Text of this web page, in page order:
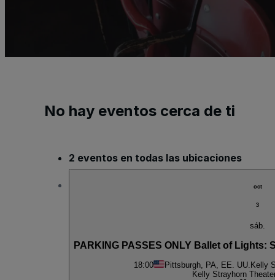
No hay eventos cerca de ti
2 eventos en todas las ubicaciones
oct
3
sáb.
PARKING PASSES ONLY Ballet of
18:00 Pittsburgh, PA, EE. UU. Kelly
Kelly Strayhorn